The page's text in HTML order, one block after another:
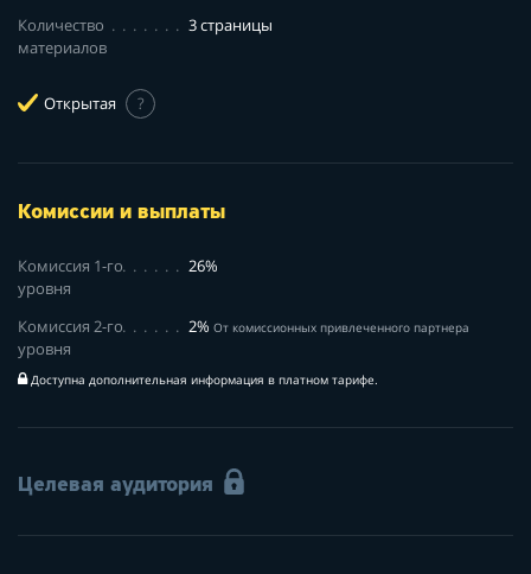
Количество
материалов
3 страницы
Открытая ?
Комиссии и выплаты
Комиссия 1-го
уровня
26%
Комиссия 2-го
уровня
2%От комиссионных привлеченного партнера
Доступна дополнительная информация в платном тарифе.
Целевая аудитория